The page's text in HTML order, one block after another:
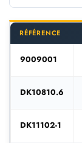
RÉFÉRENCE
9009001
DK10810.6
DK11102-1